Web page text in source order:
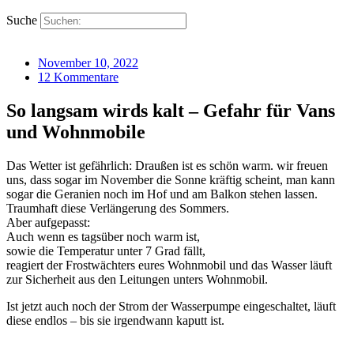
Suche
November 10, 2022
12 Kommentare
So langsam wirds kalt – Gefahr für Vans
und Wohnmobile
Das Wetter ist gefährlich: Draußen ist es schön warm. wir freuen
uns, dass sogar im November die Sonne kräftig scheint, man kann
sogar die Geranien noch im Hof und am Balkon stehen lassen.
Traumhaft diese Verlängerung des Sommers.
Aber aufgepasst:
Auch wenn es tagsüber noch warm ist,
sowie die Temperatur unter 7 Grad fällt,
reagiert der Frostwächters eures Wohnmobil und das Wasser läuft
zur Sicherheit aus den Leitungen unters Wohnmobil.
Ist jetzt auch noch der Strom der Wasserpumpe eingeschaltet, läuft
diese endlos – bis sie irgendwann kaputt ist.